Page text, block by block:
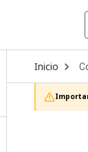
Inicio
to